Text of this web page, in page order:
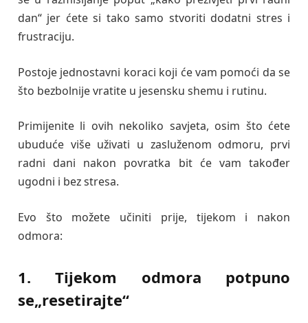
dan“ jer ćete si tako samo stvoriti dodatni stres i
frustraciju.
Postoje jednostavni koraci koji će vam pomoći da se
što bezbolnije vratite u jesensku shemu i rutinu.
Primijenite li ovih nekoliko savjeta, osim što ćete
ubuduće više uživati u zasluženom odmoru, prvi
radni dani nakon povratka bit će vam također
ugodni i bez stresa.
Evo što možete učiniti prije, tijekom i nakon
odmora:
1. Tijekom odmora potpuno
se„resetirajte“